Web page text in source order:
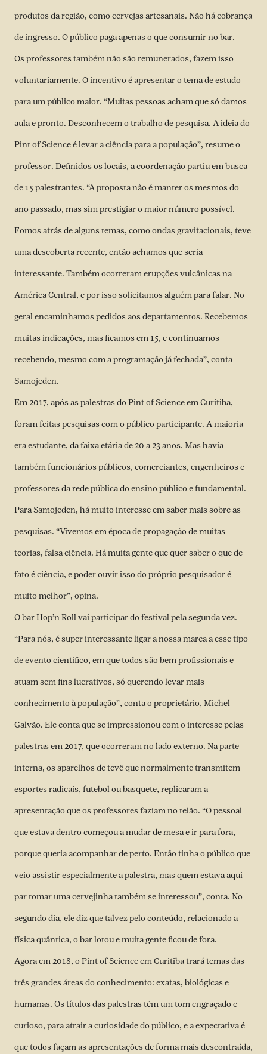
produtos da região, como cervejas artesanais. Não há cobrança
de ingresso. O público paga apenas o que consumir no bar.
Os professores também não são remunerados, fazem isso
voluntariamente. O incentivo é apresentar o tema de estudo
para um público maior. “Muitas pessoas acham que só damos
aula e pronto. Desconhecem o trabalho de pesquisa. A ideia do
Pint of Science é levar a ciência para a população”, resume o
professor. Definidos os locais, a coordenação partiu em busca
de 15 palestrantes. “A proposta não é manter os mesmos do
ano passado, mas sim prestigiar o maior número possível.
Fomos atrás de alguns temas, como ondas gravitacionais, teve
uma descoberta recente, então achamos que seria
interessante. Também ocorreram erupções vulcânicas na
América Central, e por isso solicitamos alguém para falar. No
geral encaminhamos pedidos aos departamentos. Recebemos
muitas indicações, mas ficamos em 15, e continuamos
recebendo, mesmo com a programação já fechada”, conta
Samojeden.
Em 2017, após as palestras do Pint of Science em Curitiba,
foram feitas pesquisas com o público participante. A maioria
era estudante, da faixa etária de 20 a 23 anos. Mas havia
também funcionários públicos, comerciantes, engenheiros e
professores da rede pública do ensino público e fundamental.
Para Samojeden, há muito interesse em saber mais sobre as
pesquisas. “Vivemos em época de propagação de muitas
teorias, falsa ciência. Há muita gente que quer saber o que de
fato é ciência, e poder ouvir isso do próprio pesquisador é
muito melhor”, opina.
O bar Hop’n Roll vai participar do festival pela segunda vez.
“Para nós, é super interessante ligar a nossa marca a esse tipo
de evento científico, em que todos são bem profissionais e
atuam sem fins lucrativos, só querendo levar mais
conhecimento à população”, conta o proprietário, Michel
Galvão. Ele conta que se impressionou com o interesse pelas
palestras em 2017, que ocorreram no lado externo. Na parte
interna, os aparelhos de tevê que normalmente transmitem
esportes radicais, futebol ou basquete, replicaram a
apresentação que os professores faziam no telão. “O pessoal
que estava dentro começou a mudar de mesa e ir para fora,
porque queria acompanhar de perto. Então tinha o público que
veio assistir especialmente a palestra, mas quem estava aqui
par tomar uma cervejinha também se interessou”, conta. No
segundo dia, ele diz que talvez pelo conteúdo, relacionado a
física quântica, o bar lotou e muita gente ficou de fora.
Agora em 2018, o Pint of Science em Curitiba trará temas das
três grandes áreas do conhecimento: exatas, biológicas e
humanas. Os títulos das palestras têm um tom engraçado e
curioso, para atrair a curiosidade do público, e a expectativa é
que todos façam as apresentações de forma mais descontraída,